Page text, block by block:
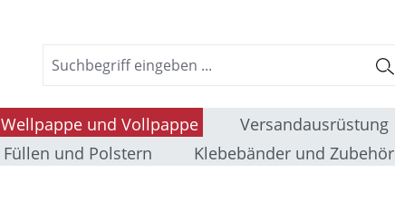
Wellpappe und Vollpappe Versandausrüstung
Füllen und Polstern Klebebänder und Zubehör